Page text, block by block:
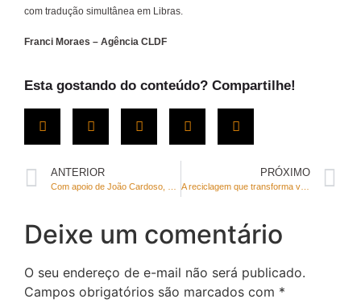
com tradução simultânea em Libras.
Franci Moraes – Agência CLDF
Esta gostando do conteúdo? Compartilhe!
ANTERIOR PRÓXIMO
A reciclagem que transforma vidas
Deixe um comentário
O seu endereço de e-mail não será publicado.
Campos obrigatórios são marcados com *